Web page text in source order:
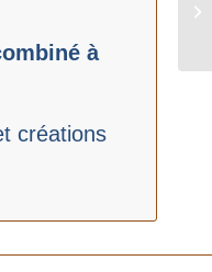
à
créations